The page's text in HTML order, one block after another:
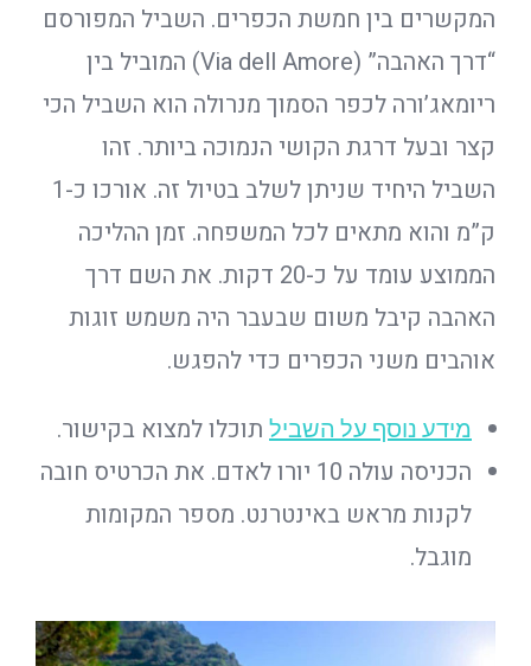
המקשרים בין חמשת הכפרים. השביל המפורסם
“דרך האהבה” (Via dell Amore) המוביל בין
ריומאג’ורה לכפר הסמוך מנרולה הוא השביל הכי
קצר ובעל דרגת הקושי הנמוכה ביותר. זהו
השביל היחיד שניתן לשלב בטיול זה. אורכו כ-1
ק”מ והוא מתאים לכל המשפחה. זמן ההליכה
הממוצע עומד על כ-20 דקות. את השם דרך
האהבה קיבל משום שבעבר היה משמש זוגות
אוהבים משני הכפרים כדי להפגש.
מידע נוסף על השביל תוכלו למצוא בקישור.
הכניסה עולה 10 יורו לאדם. את הכרטיס חובה
לקנות מראש באינטרנט. מספר המקומות
מוגבל.